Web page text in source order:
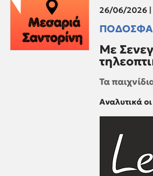
26/06/2026 |
Με
Τα
Αναλυτικά